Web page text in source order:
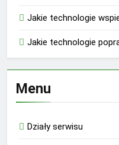
Jakie technologie
Jakie technologie
Menu
Działy serwisu